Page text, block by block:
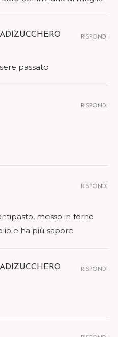
passato
RISPONDI
RISPONDI
messo in forno
e ha più sapore
RISPONDI
RISPONDI